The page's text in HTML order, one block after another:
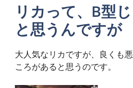
リカって、B型
と思うんですが
大人気なリカですが、良くも
ころがあると思うのです。